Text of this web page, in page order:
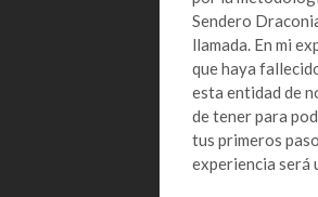
Sendero
llamada. En mi
que haya
esta entidad de
de tener para
tus primeros
experiencia será